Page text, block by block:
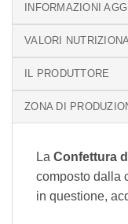
INFORMAZIONI
VALORI
IL PRODUTTORE
ZONA DI
La Confettura
composto dalla
in questione,